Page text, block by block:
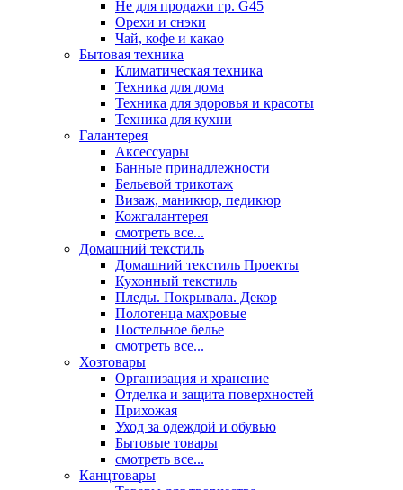
Не для продажи гр. G45
Орехи и снэки
Чай, кофе и какао
Бытовая техника
Климатическая техника
Техника для дома
Техника для здоровья и красоты
Техника для кухни
Галантерея
Аксессуары
Банные принадлежности
Бельевой трикотаж
Визаж, маникюр, педикюр
Кожгалантерея
смотреть все...
Домашний текстиль
Домашний текстиль Проекты
Кухонный текстиль
Пледы. Покрывала. Декор
Полотенца махровые
Постельное белье
смотреть все...
Хозтовары
Организация и хранение
Отделка и защита поверхностей
Прихожая
Уход за одеждой и обувью
Бытовые товары
смотреть все...
Канцтовары